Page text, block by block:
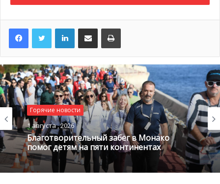
Игрокам «Анже» пришлось, в основном,
довольствоваться своей половиной поля. Они часто
допускали ошибки, так что игра шла в одни ворота.
«Красно-белые» пытались увеличить разрыв в счете
(Дьякаби пробил головой на 27’ и Бальде нанес удар от
линии штрафной в дальний угол на 28’), но безуспешно.
LinkedInПоделиться по электронной почте Распечатать
Горячие новости
1 августа , 2026
Благотворительный забег в Монако
помог детям на пяти континентах